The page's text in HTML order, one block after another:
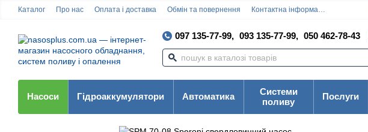
Каталог Про нас Оплата і доставка Обмін та повернення Контактна інформація
097 135-77-99, 093 135-77-99, 050 462-78-43
Насоси Гідроаккумулятори Автоматика
Системи
поливу
Послуги